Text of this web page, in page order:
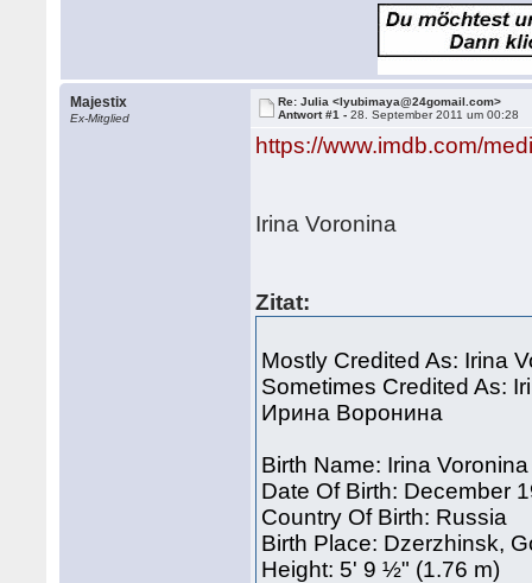
Majestix
Ex-Mitglied
Re: Julia <lyubimaya@24gomail.com>
Antwort #1 -28. September 2011 um 00:28
https://www.imdb.com/
Irina Voronina
Zitat:
Mostly Credited As: Irina
Sometimes Credited As:
Ирина Воронина
Birth Name: Irina Voronina
Date Of Birth: December
Country Of Birth: Russia
Birth Place: Dzerzhinsk,
Height: 5' 9 ½" (1.76 m)